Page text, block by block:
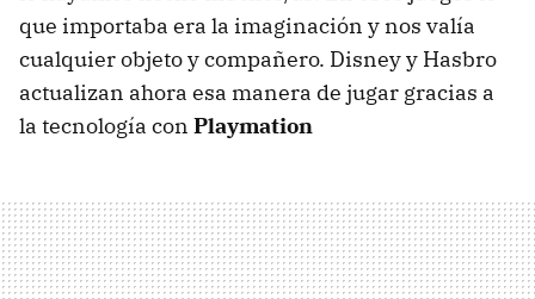
que importaba era la imaginación y nos valía
cualquier objeto y compañero. Disney y Hasbro
actualizan ahora esa manera de jugar gracias a
la tecnología con Playmation